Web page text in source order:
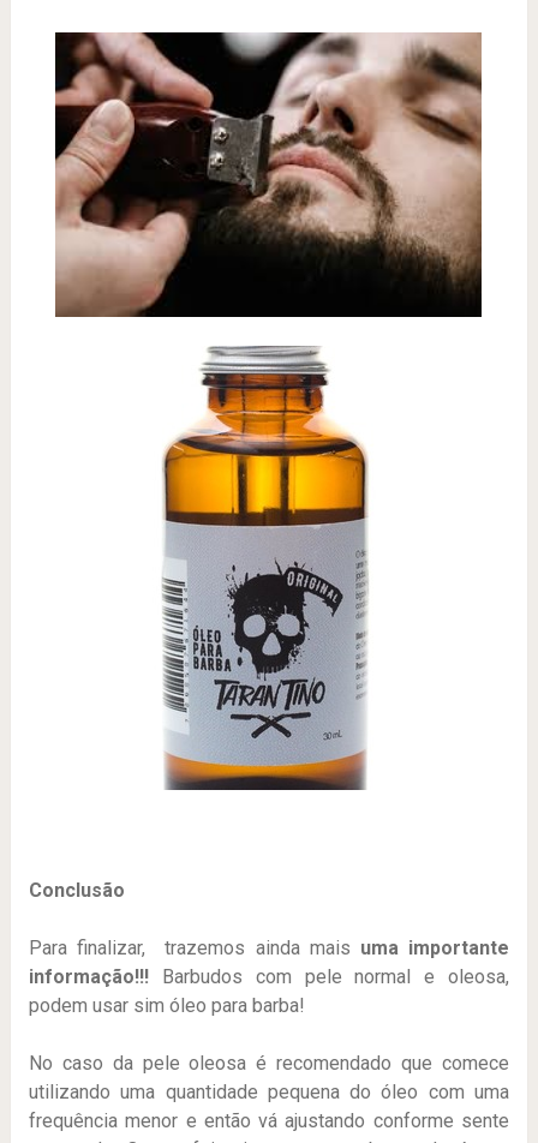
Conclusão
Para finalizar, trazemos ainda mais uma importante
informação!!! Barbudos com pele normal e oleosa,
podem usar sim óleo para barba!
No caso da pele oleosa é recomendado que comece
utilizando uma quantidade pequena do óleo com uma
frequência menor e então vá ajustando conforme sente